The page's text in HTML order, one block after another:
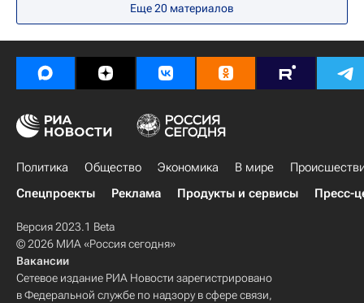
Пари Сен-Жермен (ПСЖ)
Сент-Этьен
Еще 20 материалов
Политика Общество Экономика В мире
Спецпроекты
Реклама Продукты и сервисы Пресс-
Версия 2023.1 Beta
© 2026 МИА «Россия сегодня»
Вакансии
Сетевое издание РИА Новости зарегистрировано
в Федеральной службе по надзору в сфере связи,